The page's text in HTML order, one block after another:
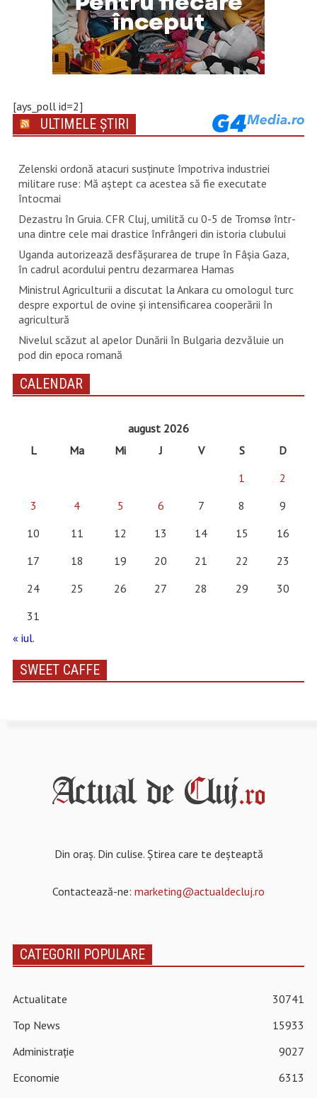
[ays_poll id=2]
ULTIMELE ȘTIRI
Zelenski ordonă atacuri susţinute împotriva industriei
militare ruse: Mă aştept ca acestea să fie executate
întocmai
Dezastru în Gruia. CFR Cluj, umilită cu 0-5 de Tromsø într-
una dintre cele mai drastice înfrângeri din istoria clubului
Uganda autorizează desfăşurarea de trupe în Fâşia Gaza,
în cadrul acordului pentru dezarmarea Hamas
Ministrul Agriculturii a discutat la Ankara cu omologul turc
despre exportul de ovine și intensificarea cooperării în
agricultură
Nivelul scăzut al apelor Dunării în Bulgaria dezvăluie un
pod din epoca romană
CALENDAR
august 2026
L
Ma Mi J V S
D
1
2
3
4 5 6 7 8
9
10
11 12 13 14 15
16
17
18 19 20 21 22
23
24
25 26 27 28 29
30
31
« iul.
SWEET CAFFE
Din oraș. Din culise. Știrea care te deșteaptă
Contactează-ne: marketing@actualdecluj.ro
CATEGORII POPULARE
Actualitate
30741
Top News
15933
Administrație
9027
Economie
6313